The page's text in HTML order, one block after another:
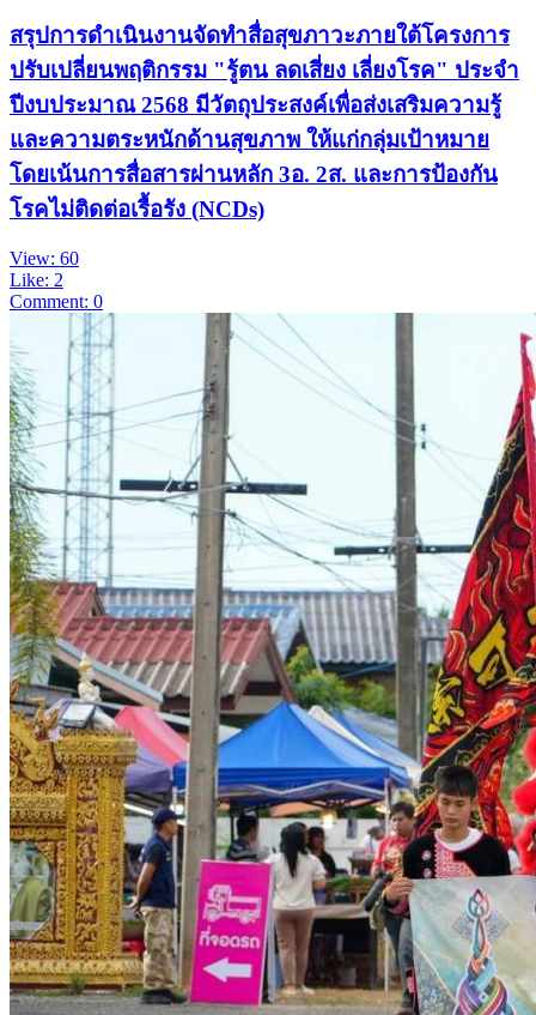
สรุปการดำเนินงานจัดทำสื่อสุขภาวะภายใต้โครงการ
ปรับเปลี่ยนพฤติกรรม "รู้ตน ลดเสี่ยง เลี่ยงโรค" ประจำ
ปีงบประมาณ 2568 มีวัตถุประสงค์เพื่อส่งเสริมความรู้
และความตระหนักด้านสุขภาพ ให้แก่กลุ่มเป้าหมาย
โดยเน้นการสื่อสารผ่านหลัก 3อ. 2ส. และการป้องกัน
โรคไม่ติดต่อเรื้อรัง (NCDs)
View: 60
Like: 2
Comment: 0